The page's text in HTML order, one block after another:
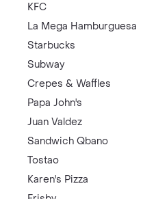
KFC
La Mega Hamburguesa
Starbucks
Subway
Crepes & Waffles
Papa John's
Juan Valdez
Sandwich Qbano
Tostao
Karen's Pizza